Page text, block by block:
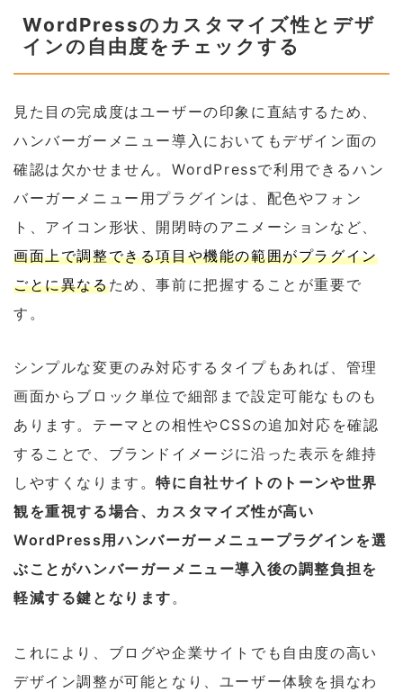
WordPressのカスタマイズ性とデザ
インの自由度をチェックする
見た目の完成度はユーザーの印象に直結するため、
ハンバーガーメニュー導入においてもデザイン面の
確認は欠かせません。WordPressで利用できるハン
バーガーメニュー用プラグインは、配色やフォン
ト、アイコン形状、開閉時のアニメーションなど、
画面上で調整できる項目や機能の範囲がプラグイン
ごとに異なるため、事前に把握することが重要で
す。
シンプルな変更のみ対応するタイプもあれば、管理
画面からブロック単位で細部まで設定可能なものも
あります。テーマとの相性やCSSの追加対応を確認
することで、ブランドイメージに沿った表示を維持
しやすくなります。特に自社サイトのトーンや世界
観を重視する場合、カスタマイズ性が高い
WordPress用ハンバーガーメニュープラグインを選
ぶことがハンバーガーメニュー導入後の調整負担を
軽減する鍵となります。
これにより、ブログや企業サイトでも自由度の高い
デザイン調整が可能となり、ユーザー体験を損なわ